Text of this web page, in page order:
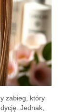
zabieg, który
Jednak,